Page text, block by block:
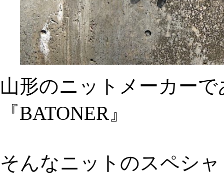
山形のニットメーカー
『BATONER』
そんなニットのスペシ